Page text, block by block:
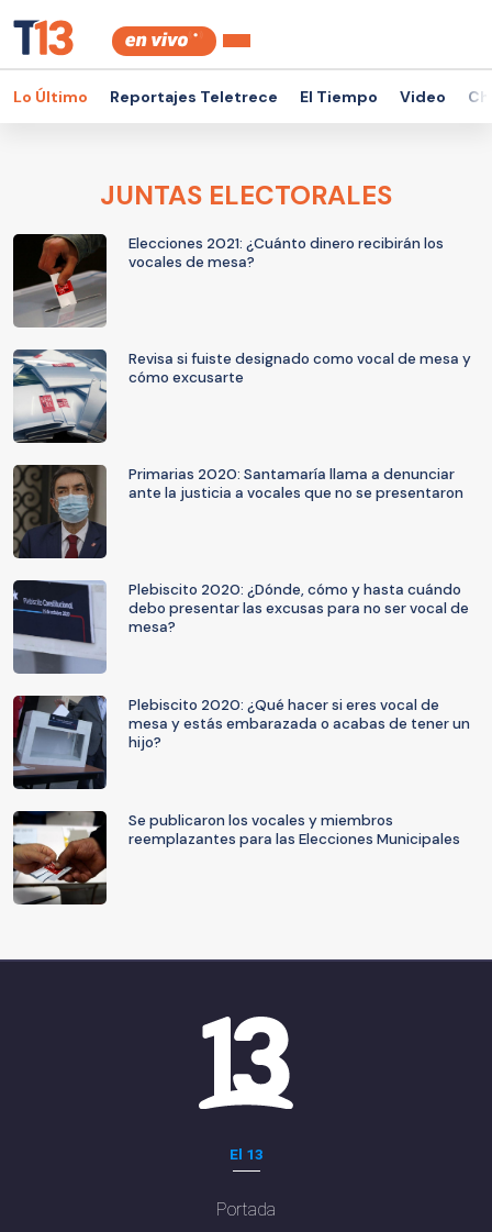
Lo Último Reportajes Teletrece El Tiempo Video
JUNTAS ELECTORALES
Elecciones 2021: ¿Cuánto dinero recibirán los
vocales de mesa?
Revisa si fuiste designado como vocal de mesa y
cómo excusarte
Primarias 2020: Santamaría llama a denunciar
ante la justicia a vocales que no se presentaron
Plebiscito 2020: ¿Dónde, cómo y hasta cuándo
debo presentar las excusas para no ser vocal de
mesa?
Plebiscito 2020: ¿Qué hacer si eres vocal de
mesa y estás embarazada o acabas de tener un
hijo?
Se publicaron los vocales y miembros
reemplazantes para las Elecciones Municipales
El 13
Portada